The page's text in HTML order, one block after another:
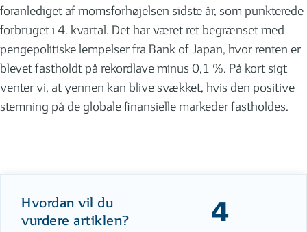
foranlediget af momsforhøjelsen sidste år, som punkterede
forbruget i 4. kvartal. Det har været ret begrænset med
pengepolitiske lempelser fra Bank of Japan, hvor renten er
blevet fastholdt på rekordlave minus 0,1 %. På kort sigt
venter vi, at yennen kan blive svækket, hvis den positive
stemning på de globale finansielle markeder fastholdes.
Hvordan vil du
vurdere artiklen?
4